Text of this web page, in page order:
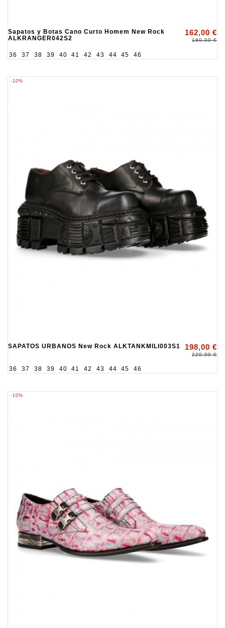
Sapatos y Botas Cano Curto Homem New Rock
ALKRANGER042S2
162,00 €
180,00 €
36 37 38 39 40 41 42 43 44 45 46
-10%
SAPATOS URBANOS New Rock ALKTANKMILI003S1 198,00 €
220,00 €
36 37 38 39 40 41 42 43 44 45 46
-10%